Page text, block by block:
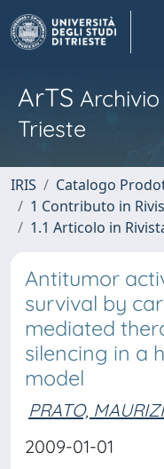
ArTS
Trieste
IRIS
Catalogo
1 Contributo in
1.1 Articolo in
Antitumor
survival by
mediated
silencing in a
model
PRATO,
2009-01-01